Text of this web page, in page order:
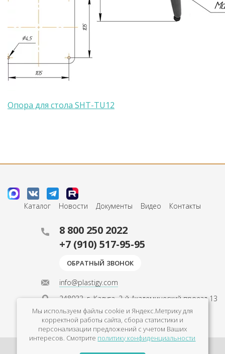
Опора для стола SHT-TU12
Каталог Новости Документы Видео Контакты
8 800 250 2022
+7 (910) 517-95-95
ОБРАТНЫЙ ЗВОНОК
info@plastigy.com
248033, г. Калуга, 2-й Академический проезд 13
с Пн по Пт с 9 до 18
Мы используем файлы cookie и Яндекс.Метрику для
корректной работы сайта, сбора статистики и
персонализации предложений с учетом Ваших
интересов. Смотрите политику конфиденциальности